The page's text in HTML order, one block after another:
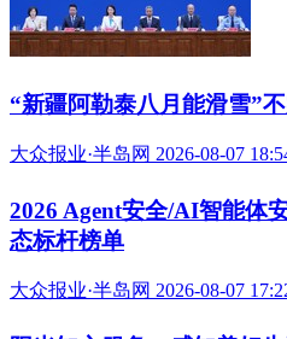
相关推荐
增长56.23%！2026年上半
人次